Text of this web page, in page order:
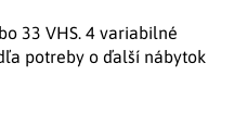
33 VHS. 4 variabilné
potreby o ďalší nábytok